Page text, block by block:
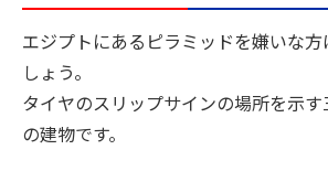
エジプトにあるピラミッドを嫌いな
しょう。
タイヤのスリップサインの場所を示
の建物です。